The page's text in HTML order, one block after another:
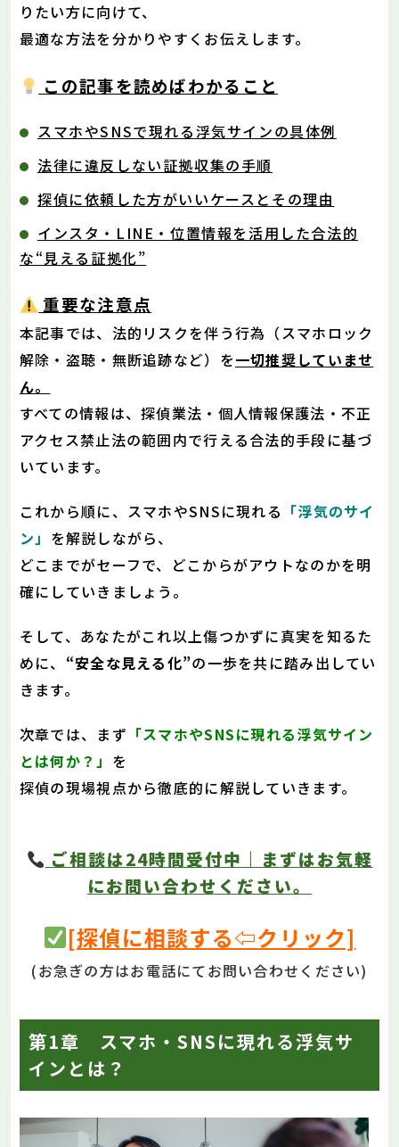
りたい方に向けて、
最適な方法を分かりやすくお伝えします。
この記事を読めばわかること
スマホやSNSで現れる浮気サインの具体例
法律に違反しない証拠収集の手順
探偵に依頼した方がいいケースとその理由
インスタ・LINE・位置情報を活用した合法的
な“見える証拠化”
重要な注意点
本記事では、法的リスクを伴う行為（スマホロック
解除・盗聴・無断追跡など）を一切推奨していませ
ん。
すべての情報は、探偵業法・個人情報保護法・不正
アクセス禁止法の範囲内で行える合法的手段に基づ
いています。
これから順に、スマホやSNSに現れる 「浮気のサイ
ン」 を解説しながら、
どこまでがセーフで、どこからがアウトなのかを明
確にしていきましょう。
そして、あなたがこれ以上傷つかずに真実を知るた
めに、 “安全な見える化”の一歩を共に踏み出してい
きます。
次章では、まず 「スマホやSNSに現れる浮気サイン
とは何か？」 を
探偵の現場視点から徹底的に解説していきます。
ご相談は24時間受付中｜まずはお気軽
にお問い合わせください。
[探偵に相談する⇦クリック]
(お急ぎの方はお電話にてお問い合わせください)
第1章 スマホ・SNSに現れる浮気サ
インとは？